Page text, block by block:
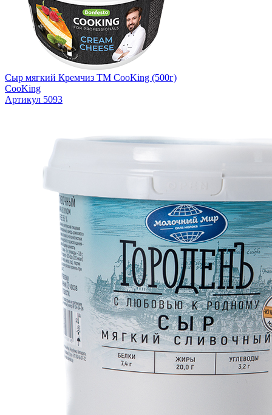
Сыр мягкий Кремчиз TM CooKing (500г)
CooKing
Артикул 5093